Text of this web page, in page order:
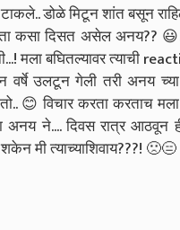
डोळे मिटून शांत बसून
कसा दिसत असेल अनय??
मला बघितल्यावर त्याची
वर्षे उलटून गेली तरी अनय
😊 विचार करता करताच
ने.... दिवस रात्र आठवून
मी त्याच्याशिवाय???! 🙁😑